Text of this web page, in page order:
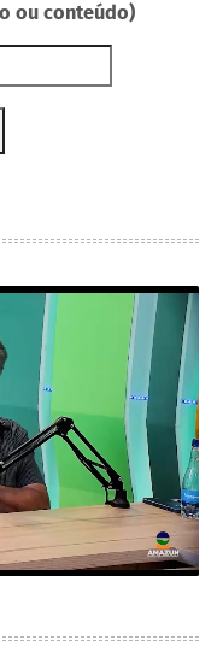
ou conteúdo)